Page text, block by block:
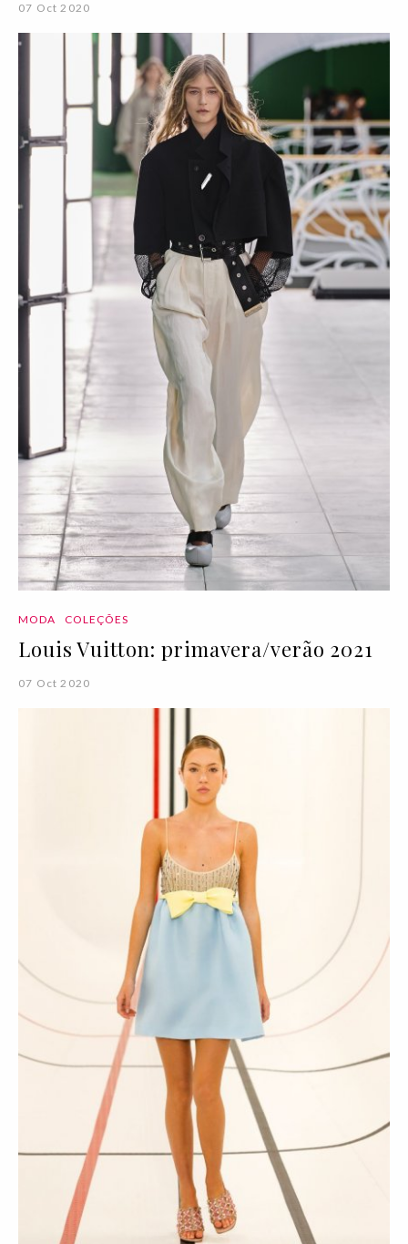
07 Oct 2020
MODA COLEÇÕES
Louis Vuitton: primavera/verão 2021
07 Oct 2020